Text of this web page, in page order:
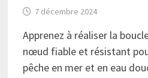
7 décembre 2024
Apprenez à réaliser la
nœud fiable et résistant
pêche en mer et en eau